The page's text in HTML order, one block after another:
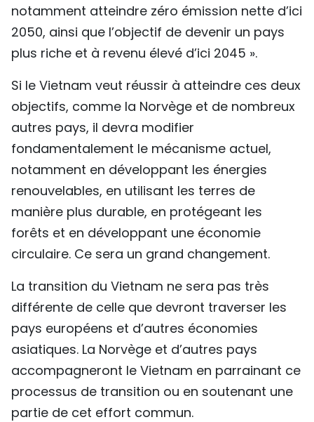
notamment atteindre zéro émission nette d’ici
2050, ainsi que l’objectif de devenir un pays
plus riche et à revenu élevé d’ici 2045 ».
Si le Vietnam veut réussir à atteindre ces deux
objectifs, comme la Norvège et de nombreux
autres pays, il devra modifier
fondamentalement le mécanisme actuel,
notamment en développant les énergies
renouvelables, en utilisant les terres de
manière plus durable, en protégeant les
forêts et en développant une économie
circulaire. Ce sera un grand changement.
La transition du Vietnam ne sera pas très
différente de celle que devront traverser les
pays européens et d’autres économies
asiatiques. La Norvège et d’autres pays
accompagneront le Vietnam en parrainant ce
processus de transition ou en soutenant une
partie de cet effort commun.